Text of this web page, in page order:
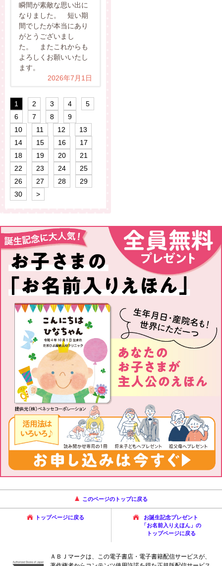
瞬間が素敵な思い出に
なりました。 短い期
間でしたが本当にあり
がとうございまし
た。 またこれからも
よろしくお願いいたし
ます。
2026年7月1日
1 2 3 4
5
6
7 8
9
10
11 12
13
14
15 16
17
18
19 20
21
22
23 24
25
26
27 28
29
30
>
このページのトップに戻る
トップページに戻る
お誕生記念プレゼント
「お名前入りえほん」の
トップページに戻る
ＡＢＪマークは、この電子書店・電子書籍配信サービスが、